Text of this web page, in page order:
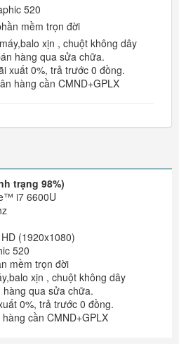
520
mềm trọn đời
xịn , chuột không dây
hàng qua sửa chữa.
xuất 0%, trả trước 0 đồng.
hàng cần CMND+GPLX
trạng 98%)
i7 6600U
(1920x1080)
520
mềm trọn đời
xịn , chuột không dây
qua sửa chữa.
0%, trả trước 0 đồng.
cần CMND+GPLX